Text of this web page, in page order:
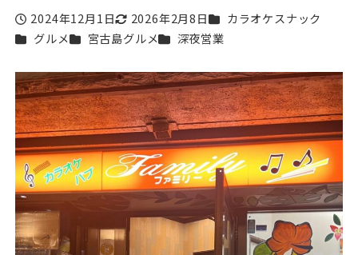
投稿日
2024年12月1日
更新日
2026年2月8日カテゴリー
カラオケスナック
カテゴリー
グルメカテゴリー
宮古島グルメカテゴリー
深夜営業